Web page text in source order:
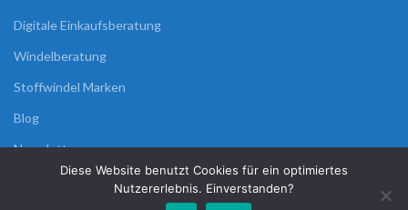
Digitale Einkaufsberatung
Windelberatung
Stoffwindel Marken
Blog
Newsletter
0
Diese Website benutzt Cookies für ein optimiertes
Nutzererlebnis. Einverstanden?